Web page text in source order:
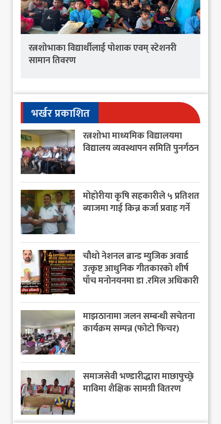
रत्नशोभाका विद्यार्थीलाई पोशाक एवम् स्टेशनरी
सामान तिवरण
भर्खर प्रकाशित
रत्नशोभा माध्यमिक विद्यालयमा
विद्यालय व्यवस्थापन समिति पुनर्गठन
मोहोरीया कृषि सहकारीले ५ प्रतिशत
ब्याजमा गाई किन्न कर्जा प्रवाह गर्ने
चौथो नेशनल ब्रान्ड म्युजिक अवार्ड
उत्कृष्ट आधुनिक गीतकारको शीर्ष
पाँच मनोनयनमा डा .रमिल अधिकारी
माझठानामा जलन सम्बन्धी सचेतना
कार्यक्रम सम्पन्न (फोटो फिचर)
समाजसेवी भण्डारीद्धारा माछापुच्छ्रे
माविमा शैक्षिक सामग्री वितरण